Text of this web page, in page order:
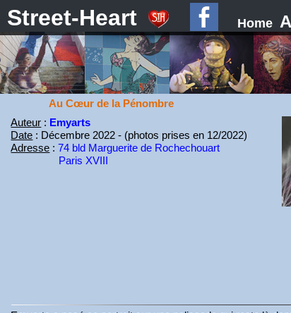
Street-Heart Home
Au Cœur de la Pénombre
Auteur : Emyarts
Date : Décembre 2022 - (photos prises en 12/2022)
Adresse :74 bld Marguerite de Rochechouart
Paris XVIII